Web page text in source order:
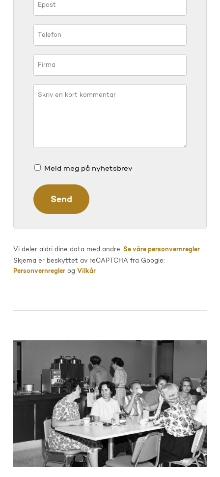
Meld meg på nyhetsbrev
Vi deler aldri dine data med andre. Se våre personvernregler
Skjema er beskyttet av reCAPTCHA fra Google:
Personvernreglerog Vilkår